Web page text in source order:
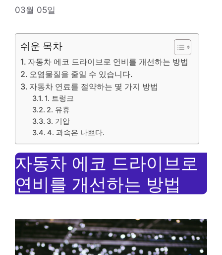
03월 05일
쉬운 목차
자동차 에코 드라이브로 연비를 개선하는 방법
오염물질을 줄일 수 있습니다.
자동차 연료를 절약하는 몇 가지 방법
1. 트렁크
2. 유휴
3. 기압
4. 과속은 나쁘다.
자동차 에코 드라이브로
연비를 개선하는 방법